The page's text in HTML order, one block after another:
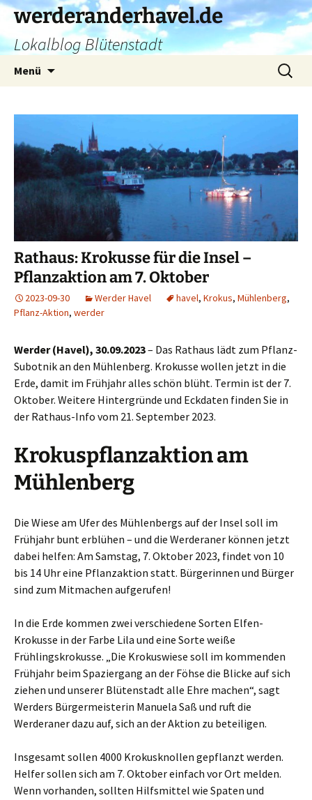
Zum
Inhalt
springen
werderanderhavel.de
Lokalblog Blütenstadt
Menü
Suchen
nach:
Rathaus: Krokusse für die Insel –
Pflanzaktion am 7. Oktober
2023-09-30 Werder Havel havel, Krokus, Mühlenberg,
Pflanz-Aktion, werder
Werder (Havel), 30.09.2023– Das Rathaus lädt zum Pflanz-
Subotnik an den Mühlenberg. Krokusse wollen jetzt in die
Erde, damit im Frühjahr alles schön blüht. Termin ist der 7.
Oktober. Weitere Hintergründe und Eckdaten finden Sie in
der Rathaus-Info vom 21. September 2023.
Krokuspflanzaktion am
Mühlenberg
Die Wiese am Ufer des Mühlenbergs auf der Insel soll im
Frühjahr bunt erblühen – und die Werderaner können jetzt
dabei helfen: Am Samstag, 7. Oktober 2023, findet von 10
bis 14 Uhr eine Pflanzaktion statt. Bürgerinnen und Bürger
sind zum Mitmachen aufgerufen!
In die Erde kommen zwei verschiedene Sorten Elfen-
Krokusse in der Farbe Lila und eine Sorte weiße
Frühlingskrokusse. „Die Krokuswiese soll im kommenden
Frühjahr beim Spaziergang an der Föhse die Blicke auf sich
ziehen und unserer Blütenstadt alle Ehre machen“, sagt
Werders Bürgermeisterin Manuela Saß und ruft die
Werderaner dazu auf, sich an der Aktion zu beteiligen.
Insgesamt sollen 4000 Krokusknollen gepflanzt werden.
Helfer sollen sich am 7. Oktober einfach vor Ort melden.
Wenn vorhanden, sollten Hilfsmittel wie Spaten und